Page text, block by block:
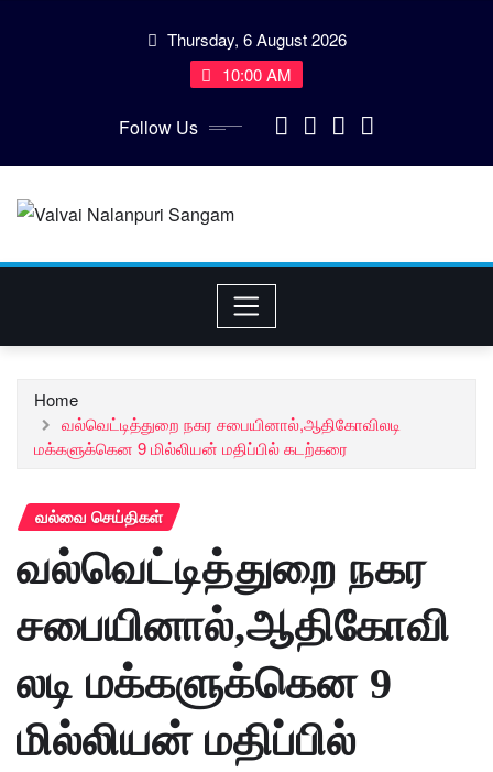
Thursday, 6 August 2026
10:00 AM
Follow Us
Home
வல்வெட்டித்துறை நகர சபையினால்,ஆதிகோவிலடி
மக்களுக்கென 9 மில்லியன் மதிப்பில் கடற்கரை
வல்வை செய்திகள்
வல்வெட்டித்துறை நகர
சபையினால்,ஆதிகோவி
லடி மக்களுக்கென 9
மில்லியன் மதிப்பில்